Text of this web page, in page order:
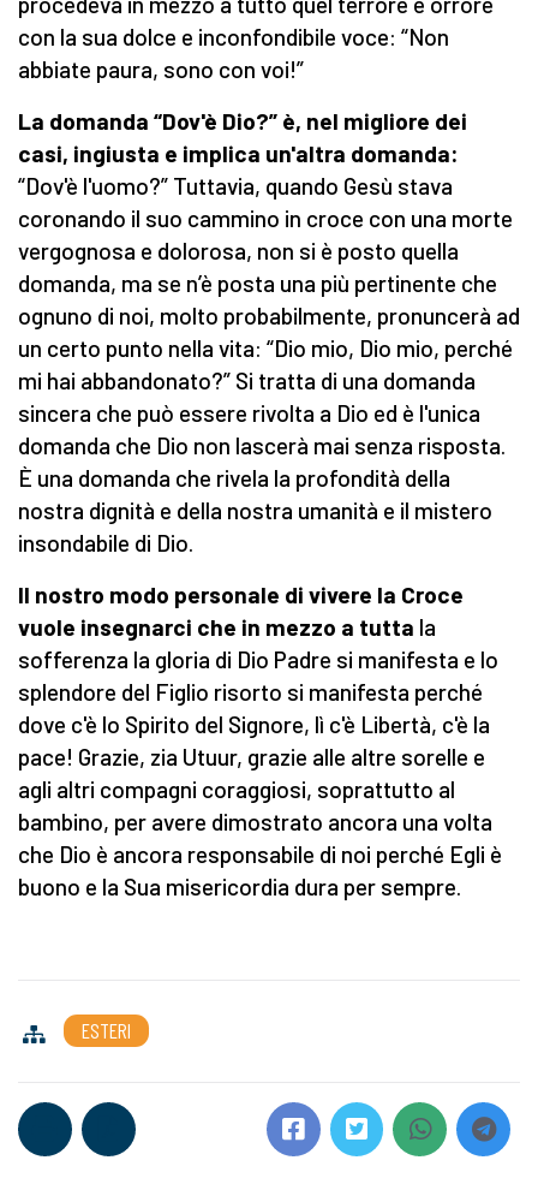
con la sua dolce e inconfondibile voce: “Non
abbiate paura, sono con voi!”
La domanda “Dov'è Dio?” è, nel migliore dei
casi, ingiusta e implica un'altra domanda:
“Dov'è l'uomo?” Tuttavia, quando Gesù stava
coronando il suo cammino in croce con una morte
vergognosa e dolorosa, non si è posto quella
domanda, ma se n’è posta una più pertinente che
ognuno di noi, molto probabilmente, pronuncerà ad
un certo punto nella vita: “Dio mio, Dio mio, perché
mi hai abbandonato?” Si tratta di una domanda
sincera che può essere rivolta a Dio ed è l'unica
domanda che Dio non lascerà mai senza risposta.
È una domanda che rivela la profondità della
nostra dignità e della nostra umanità e il mistero
insondabile di Dio.
Il nostro modo personale di vivere la Croce
vuole insegnarci che in mezzo a tutta la
sofferenza la gloria di Dio Padre si manifesta e lo
splendore del Figlio risorto si manifesta perché
dove c'è lo Spirito del Signore, lì c'è Libertà, c'è la
pace! Grazie, zia Utuur, grazie alle altre sorelle e
agli altri compagni coraggiosi, soprattutto al
bambino, per avere dimostrato ancora una volta
che Dio è ancora responsabile di noi perché Egli è
buono e la Sua misericordia dura per sempre.
ESTERI